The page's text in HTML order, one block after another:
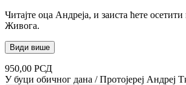
Читајте оца Андреја, и заиста ћете
Живога.
Види више
950,00 РСД
У буци обичног дана / Протојереј Андреј